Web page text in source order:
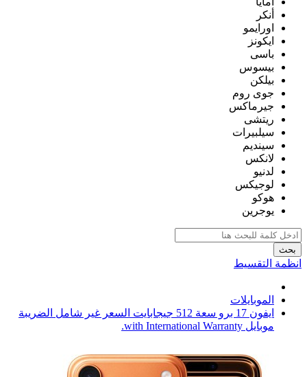
أنكر
اورايمو
ايكونز
باسى
بيسوس
بيلكن
جوى روم
جيرماكس
ريتشى
سيلبيرات
سينديم
لانكس
لدنيو
لوجيكس
هوكو
يوجرين
بحث
انظمة التقسيط
الموبايلات
ايفون 17 برو سعة 512 جيجابايت السعر غير شامل الضريبة
موبايل with International Warranty.